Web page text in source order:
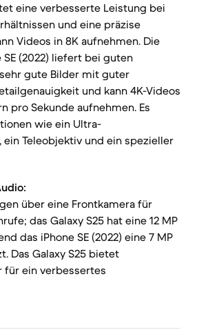
eine verbesserte Leistung bei
und eine präzise
Videos in 8K aufnehmen. Die
SE (2022) liefert bei guten
gute Bilder mit guter
und kann 4K-Videos
pro Sekunde aufnehmen. Es
wie ein Ultra-
Teleobjektiv und ein spezieller
über eine Frontkamera für
das Galaxy S25 hat eine 12 MP
das iPhone SE (2022) eine 7 MP
Das Galaxy S25 bietet
für ein verbessertes